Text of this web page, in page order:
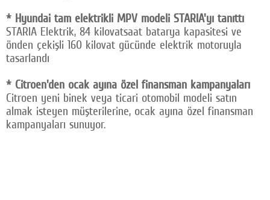
* Hyundai tam elektrikli MPV modeli STARIA'yı tanıttı
STARIA Elektrik, 84 kilovatsaat batarya kapasitesi ve
önden çekişli 160 kilovat gücünde elektrik motoruyla
tasarlandı
* Citroen'den ocak ayına özel finansman kampanyaları
Citroen yeni binek veya ticari otomobil modeli satın
almak isteyen müşterilerine, ocak ayına özel finansman
kampanyaları sunuyor.